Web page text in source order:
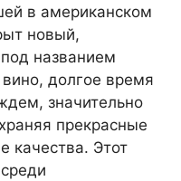
в американском
новый,
названием
долгое время
значительно
прекрасные
качества. Этот